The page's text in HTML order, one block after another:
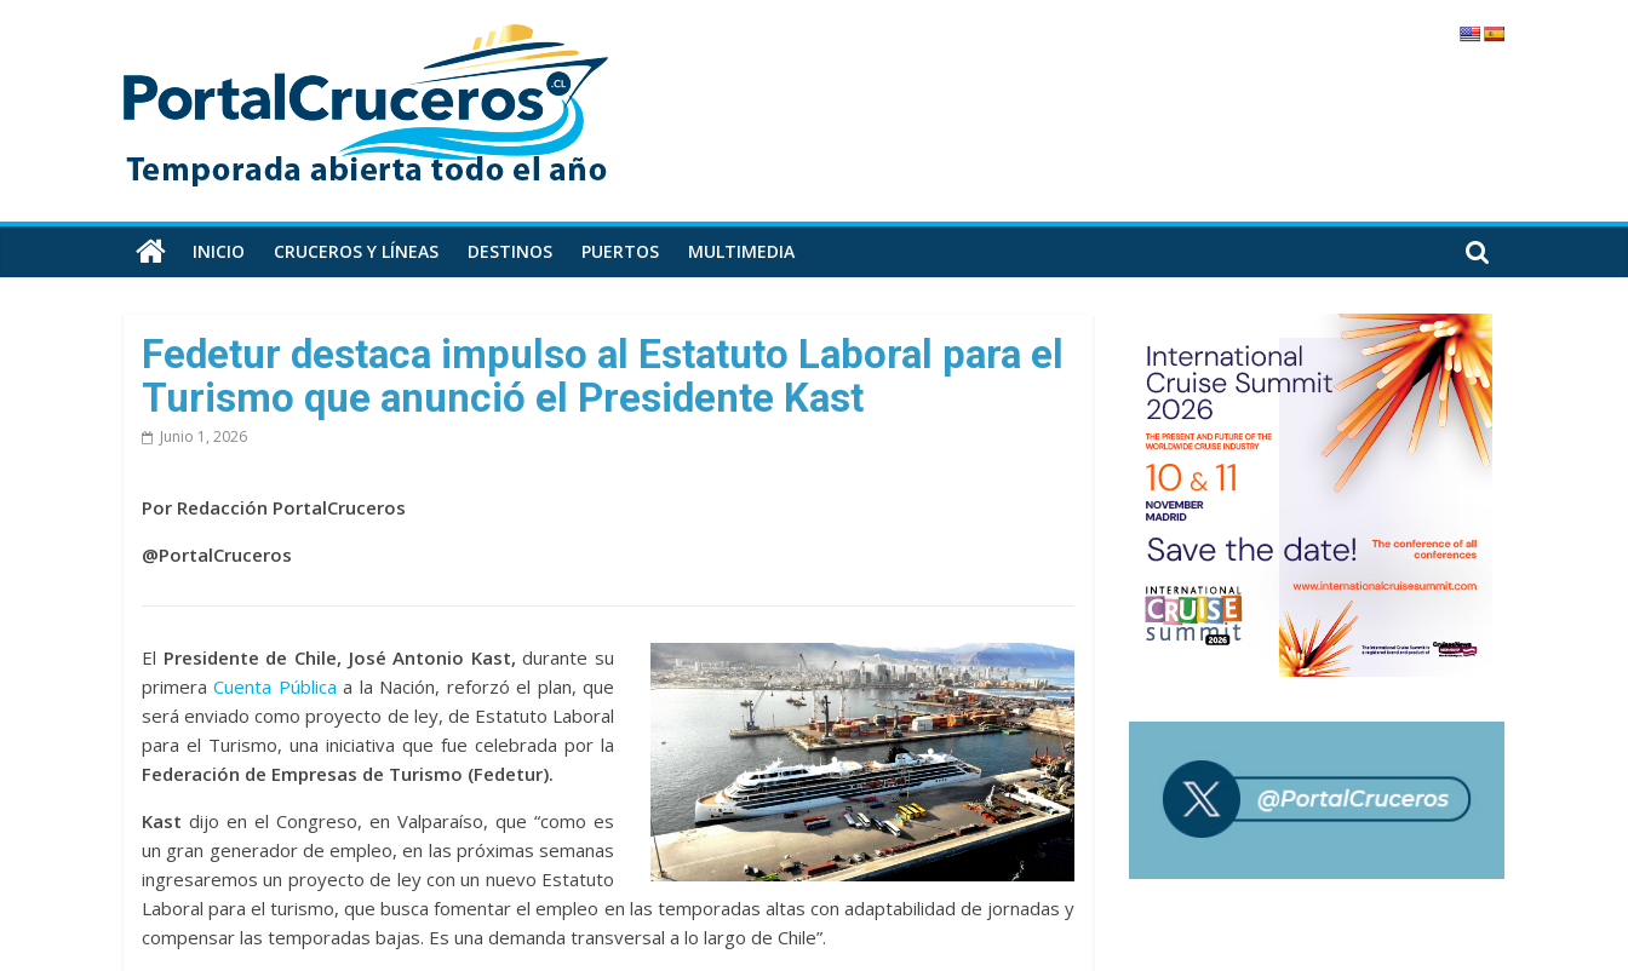
PortalCruceros
Toda
información
cruceros
en
un
sitio
INICIO CRUCEROS Y LÍNEAS DESTINOS PUERTOS MULTIMEDIA
Fedetur destaca impulso al Estatuto Laboral para el
Turismo que anunció el Presidente Kast
Junio 1, 2026
Por Redacción PortalCruceros
@PortalCruceros
El Presidente de Chile, José Antonio Kast, durante su
primeraCuenta Pública a la Nación, reforzó el plan, que
será enviado como proyecto de ley, de Estatuto Laboral
para el Turismo, una iniciativa que fue celebrada por la
Federación de Empresas de Turismo (Fedetur).
Kast dijo en el Congreso, en Valparaíso, que “como es
un gran generador de empleo, en las próximas semanas
ingresaremos un proyecto de ley con un nuevo Estatuto
Laboral para el turismo, que busca fomentar el empleo en las temporadas altas con adaptabilidad de jornadas y
compensar las temporadas bajas. Es una demanda transversal a lo largo de Chile”.